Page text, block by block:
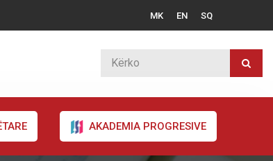
MK EN SQ
AKADEMIA PROGRESIVE